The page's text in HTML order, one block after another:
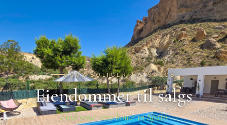
6002 BOLIGER TIL SALGS
Eiendommer til salgs
Find your new home in Spain